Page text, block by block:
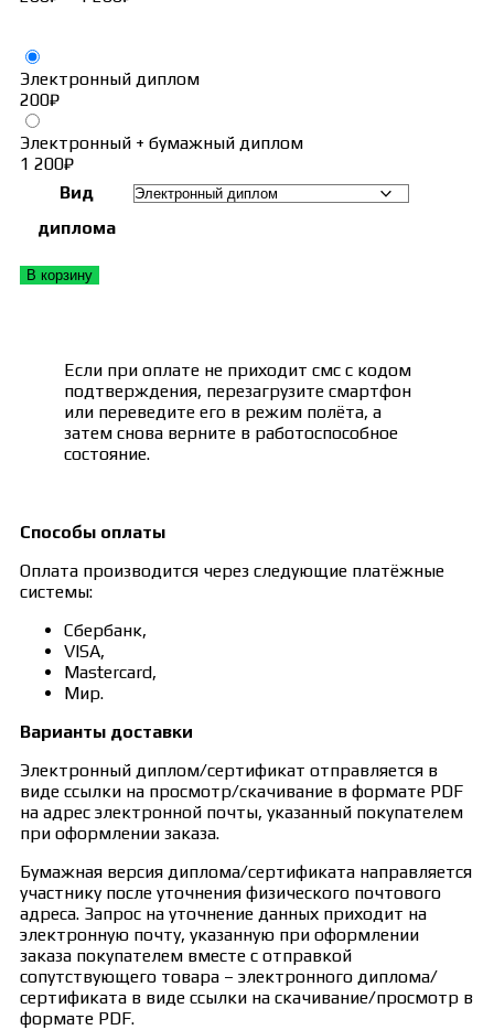
Электронный диплом
200₽
Электронный + бумажный диплом
1 200₽
Вид
диплома
В корзину
Если при оплате не приходит смс с кодом
подтверждения, перезагрузите смартфон
или переведите его в режим полёта, а
затем снова верните в работоспособное
состояние.
Способы оплаты
Оплата производится через следующие платёжные
системы:
Сбербанк,
VISA,
Mastercard,
Мир.
Варианты доставки
Электронный диплом/сертификат отправляется в
виде ссылки на просмотр/скачивание в формате PDF
на адрес электронной почты, указанный покупателем
при оформлении заказа.
Бумажная версия диплома/сертификата направляется
участнику после уточнения физического почтового
адреса. Запрос на уточнение данных приходит на
электронную почту, указанную при оформлении
заказа покупателем вместе с отправкой
сопутствующего товара – электронного диплома/
сертификата в виде ссылки на скачивание/просмотр в
формате PDF.